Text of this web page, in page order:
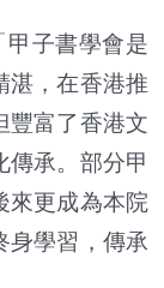
子書學會是
湛，在香港推
豐富了香港文
傳承。部分甲
來更成為本院
身學習，傳承